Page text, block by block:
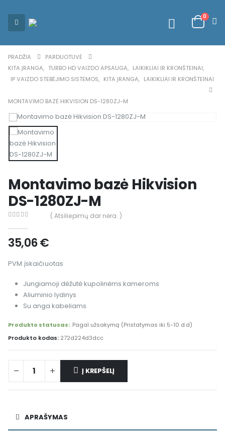
0
PRADŽIA
PARDUOTUVĖ
KITA ĮRANGA, TURBO HD VAIZDO APSAUGA, LAIKIKLIAI IR KRONŠTEINAI,
IP VAIZDO STEBĖJIMO SISTEMOS, KITA ĮRANGA, LAIKIKLIAI IR KRONŠTEINAI
MONTAVIMO BAZĖ HIKVISION DS-1280ZJ-M
Montavimo bazė Hikvision
DS-1280ZJ-M
( Atsiliepimų dar nėra. )
35,06€
PVM įskaičiuotas
Jungiamoji dėžutė kupolinėms kameroms
Aliuminio lydinys
Su anga kabeliams
Produkto statusas: Pagal užsakymą (Pristatymas iki 5-10 d.d)
Produkto kodas: 272d224d3dcc
Į KREPŠELĮ
Alternative:
APRAŠYMAS